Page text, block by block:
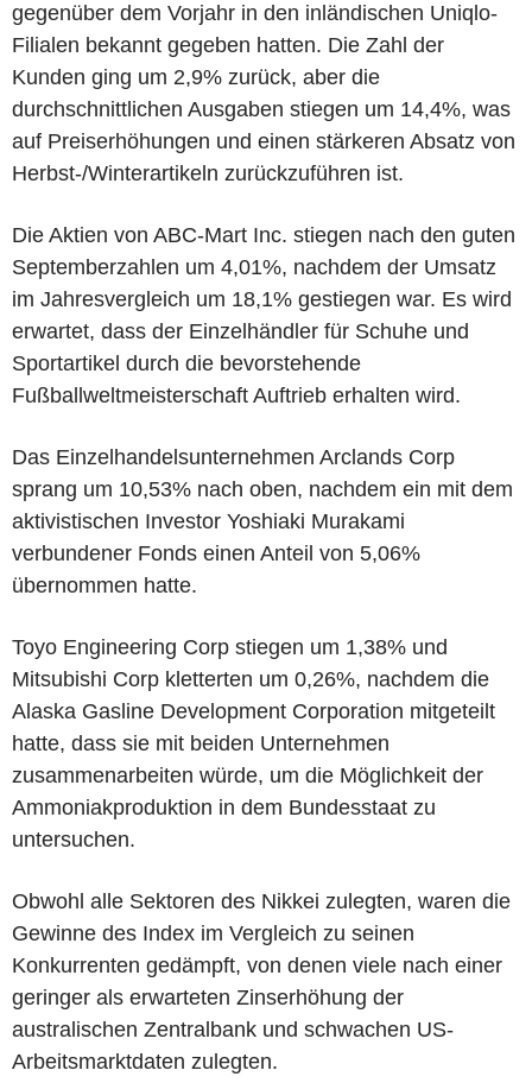
gegenüber dem Vorjahr in den inländischen Uniqlo-
Filialen bekannt gegeben hatten. Die Zahl der
Kunden ging um 2,9% zurück, aber die
durchschnittlichen Ausgaben stiegen um 14,4%, was
auf Preiserhöhungen und einen stärkeren Absatz von
Herbst-/Winterartikeln zurückzuführen ist.
Die Aktien von ABC-Mart Inc. stiegen nach den guten
Septemberzahlen um 4,01%, nachdem der Umsatz
im Jahresvergleich um 18,1% gestiegen war. Es wird
erwartet, dass der Einzelhändler für Schuhe und
Sportartikel durch die bevorstehende
Fußballweltmeisterschaft Auftrieb erhalten wird.
Das Einzelhandelsunternehmen Arclands Corp
sprang um 10,53% nach oben, nachdem ein mit dem
aktivistischen Investor Yoshiaki Murakami
verbundener Fonds einen Anteil von 5,06%
übernommen hatte.
Toyo Engineering Corp stiegen um 1,38% und
Mitsubishi Corp kletterten um 0,26%, nachdem die
Alaska Gasline Development Corporation mitgeteilt
hatte, dass sie mit beiden Unternehmen
zusammenarbeiten würde, um die Möglichkeit der
Ammoniakproduktion in dem Bundesstaat zu
untersuchen.
Obwohl alle Sektoren des Nikkei zulegten, waren die
Gewinne des Index im Vergleich zu seinen
Konkurrenten gedämpft, von denen viele nach einer
geringer als erwarteten Zinserhöhung der
australischen Zentralbank und schwachen US-
Arbeitsmarktdaten zulegten.